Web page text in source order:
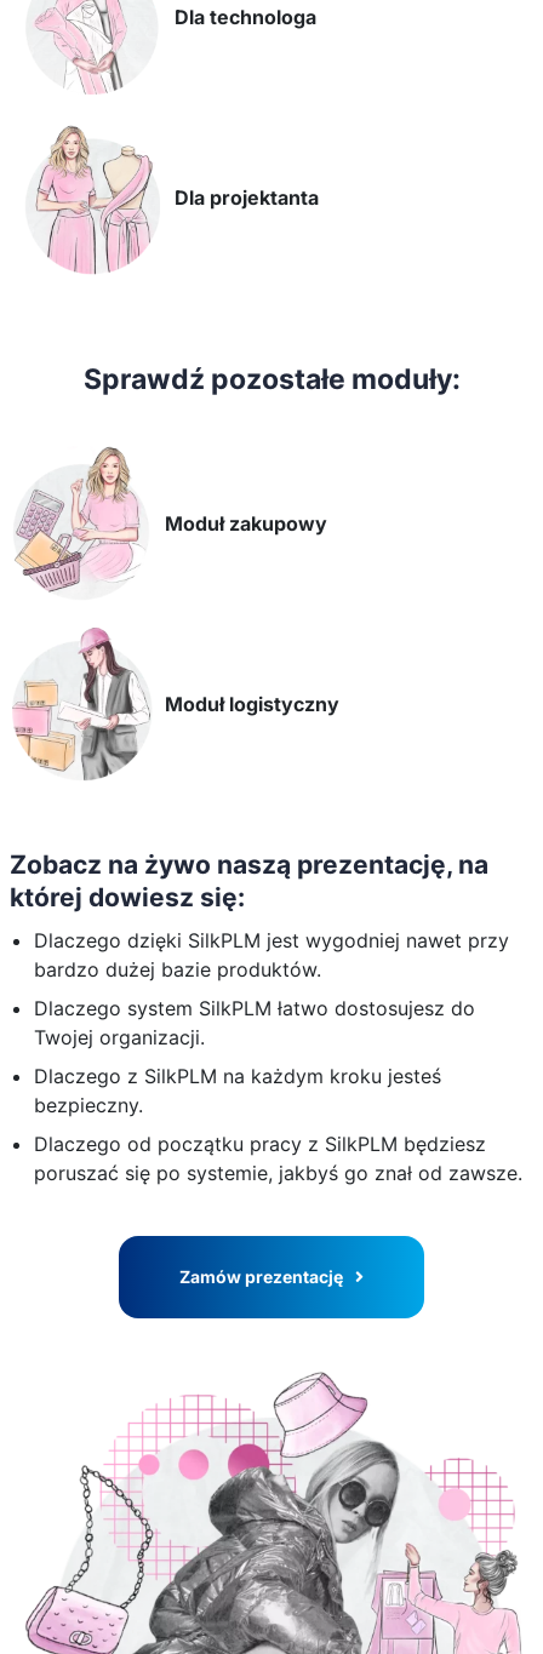
Dla technologa
Dla projektanta
Sprawdź pozostałe moduły:
Moduł zakupowy
Moduł logistyczny
Zobacz na żywo naszą prezentację, na
której dowiesz się:
Dlaczego dzięki SilkPLM jest wygodniej nawet przy
bardzo dużej bazie produktów.
Dlaczego system SilkPLM łatwo dostosujesz do
Twojej organizacji.
Dlaczego z SilkPLM na każdym kroku jesteś
bezpieczny.
Dlaczego od początku pracy z SilkPLM będziesz
poruszać się po systemie, jakbyś go znał od zawsze.
Zamów prezentację